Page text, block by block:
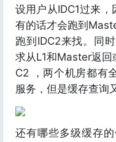
设用户从IDC1过来
有的话才会跑到
跑到IDC2来找。同
求从L1和Master返回
C2 ，两个机房都有
服务，但是缓存查询
还有哪些多级缓存